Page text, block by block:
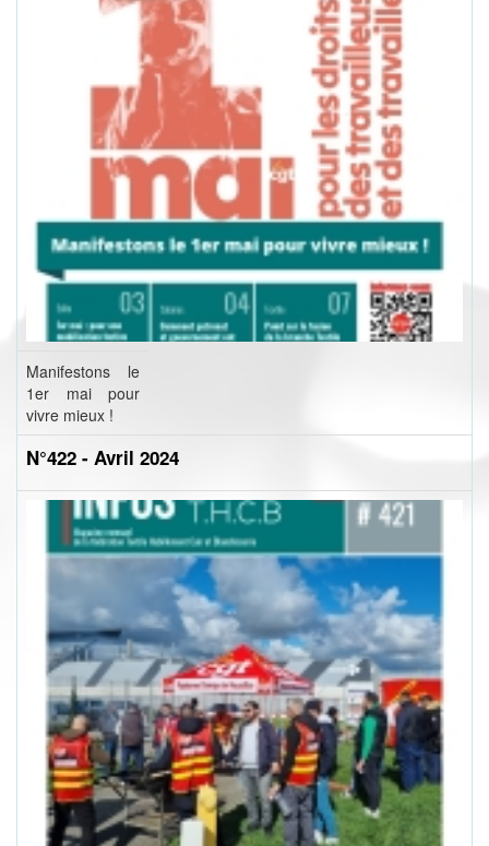
Manifestons le
1er mai pour
vivre mieux !
N°422 - Avril 2024